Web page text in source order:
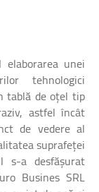
unei
tehnologici
tablă de oțel tip
astfel încât
de vedere al
suprafeței
s-a desfăşurat
Busines SRL